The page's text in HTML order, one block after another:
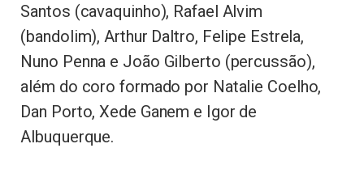
Santos (cavaquinho), Rafael Alvim
(bandolim), Arthur Daltro, Felipe Estrela,
Nuno Penna e João Gilberto (percussão),
além do coro formado por Natalie Coelho,
Dan Porto, Xede Ganem e Igor de
Albuquerque.